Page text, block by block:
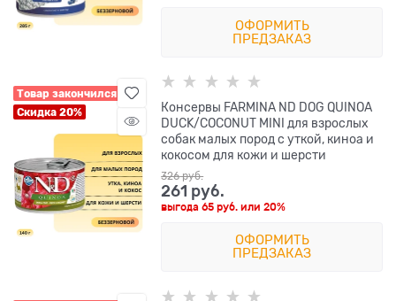
ОФОРМИТЬ
ПРЕДЗАКАЗ
Товар закончился
Скидка 20%
Консервы FARMINA ND DOG QUINOA
DUCK/COCONUT MINI для взрослых
собак малых пород с уткой, киноа и
кокосом для кожи и шерсти
326 руб.
261 руб.
выгода65 руб. или20%
ОФОРМИТЬ
ПРЕДЗАКАЗ